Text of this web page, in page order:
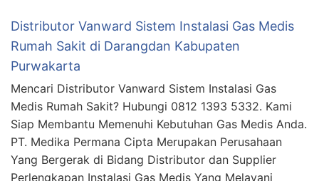
Distributor Vanward Sistem Instalasi Gas Medis
Rumah Sakit di Darangdan Kabupaten
Purwakarta
Mencari Distributor Vanward Sistem Instalasi Gas
Medis Rumah Sakit? Hubungi 0812 1393 5332. Kami
Siap Membantu Memenuhi Kebutuhan Gas Medis Anda.
PT. Medika Permana Cipta Merupakan Perusahaan
Yang Bergerak di Bidang Distributor dan Supplier
Perlengkapan Instalasi Gas Medis Yang Melayani